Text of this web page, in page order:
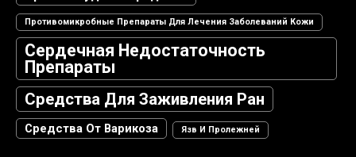
Противомикробные Препараты Для Лечения Заболеваний Кожи
Сердечная Недостаточность
Препараты
Средства Для Заживления Ран
Средства От Варикоза Язв И Пролежней